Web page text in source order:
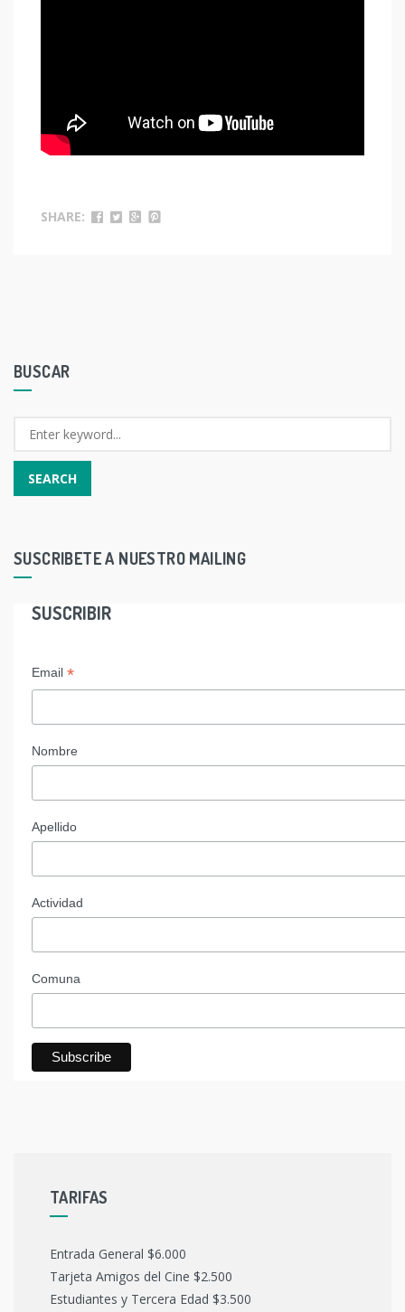
SHARE:
BUSCAR
SUSCRIBETE A NUESTRO MAILING
SUSCRIBIR
Email *
Nombre
Apellido
Actividad
Comuna
TARIFAS
Entrada General $6.000
Tarjeta Amigos del Cine $2.500
Estudiantes y Tercera Edad $3.500